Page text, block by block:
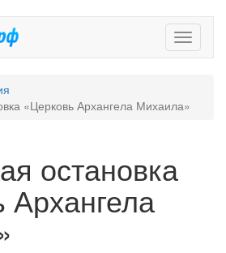
«Церковь Архангела Михаила»
остановка
Архангела